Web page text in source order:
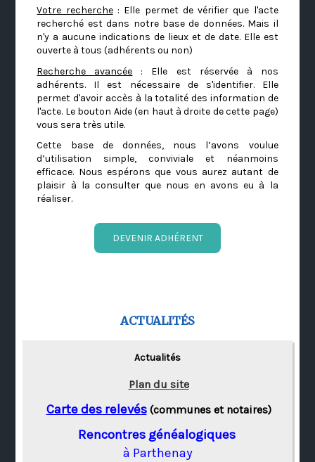
Votre recherche: Elle permet de vérifier que l'acte
recherché est dans notre base de données. Mais il
n'y a aucune indications de lieux et de date. Elle est
ouverte à tous (adhérents ou non)
Recherche avancée : Elle est réservée à nos
adhérents. Il est nécessaire de s'identifier. Elle
permet d'avoir accès à la totalité des information de
l'acte. Le bouton Aide (en haut à droite de cette page)
vous sera très utile.
Cette base de données, nous l’avons voulue
d’utilisation simple, conviviale et néanmoins
efficace. Nous espérons que vous aurez autant de
plaisir à la consulter que nous en avons eu à la
réaliser.
DEVENIR ADHÉRENT
ACTUALITÉS
Actualités
Plan du site
Carte des relevés(communes et notaires)
Rencontres généalogiques
à Parthenay